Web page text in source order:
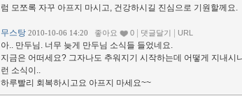
럼 모쪼록 자꾸 아프지 마시고, 건강하시길 진심으로 기원할께요.
무스탕 2010-10-06 14:20 좋아요 0 댓글달기 URL
아.. 만두님. 너무 늦게 만두님 소식들 들었네요.
지금은 어떠세요? 그자나도 추워지기 시작하는데 어떻게 지내시
런 소식이..
하루빨리 회복하시고요 아프지 마세요~~